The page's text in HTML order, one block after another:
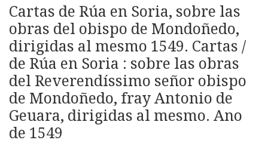
Cartas de Rúa en Soria, sobre las
obras del obispo de Mondoñedo,
dirigidas al mesmo 1549. Cartas /
de Rúa en Soria : sobre las obras
del Reverendíssimo señor obispo
de Mondoñedo, fray Antonio de
Geuara, dirigidas al mesmo. Ano
de 1549